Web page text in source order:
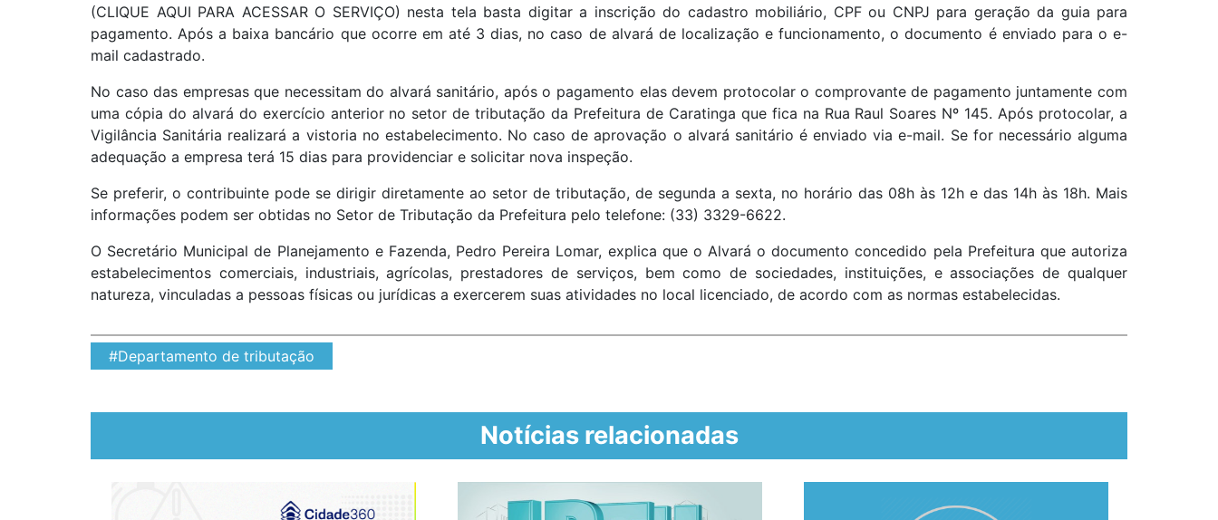
(CLIQUE AQUI PARA ACESSAR O SERVIÇO) nesta tela basta digitar a inscrição do cadastro mobiliário, CPF ou CNPJ para geração da guia para
pagamento. Após a baixa bancário que ocorre em até 3 dias, no caso de alvará de localização e funcionamento, o documento é enviado para o e-
mail cadastrado.
No caso das empresas que necessitam do alvará sanitário, após o pagamento elas devem protocolar o comprovante de pagamento juntamente com
uma cópia do alvará do exercício anterior no setor de tributação da Prefeitura de Caratinga que fica na Rua Raul Soares Nº 145. Após protocolar, a
Vigilância Sanitária realizará a vistoria no estabelecimento. No caso de aprovação o alvará sanitário é enviado via e-mail. Se for necessário alguma
adequação a empresa terá 15 dias para providenciar e solicitar nova inspeção.
Se preferir, o contribuinte pode se dirigir diretamente ao setor de tributação, de segunda a sexta, no horário das 08h às 12h e das 14h às 18h. Mais
informações podem ser obtidas no Setor de Tributação da Prefeitura pelo telefone: (33) 3329-6622.
O Secretário Municipal de Planejamento e Fazenda, Pedro Pereira Lomar, explica que o Alvará o documento concedido pela Prefeitura que autoriza
estabelecimentos comerciais, industriais, agrícolas, prestadores de serviços, bem como de sociedades, instituições, e associações de qualquer
natureza, vinculadas a pessoas físicas ou jurídicas a exercerem suas atividades no local licenciado, de acordo com as normas estabelecidas.
#Departamento de tributação
Notícias relacionadas